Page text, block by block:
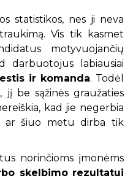
statistikos, nes ji neva
Vis tik kasmet
motyvuojančių
darbuotojus labiausiai
ir komanda. Todėl
be sąžinės graužaties
kad jie negerbia
ar šiuo metu dirba tik
norinčioms įmonėms
skelbimo rezultatui